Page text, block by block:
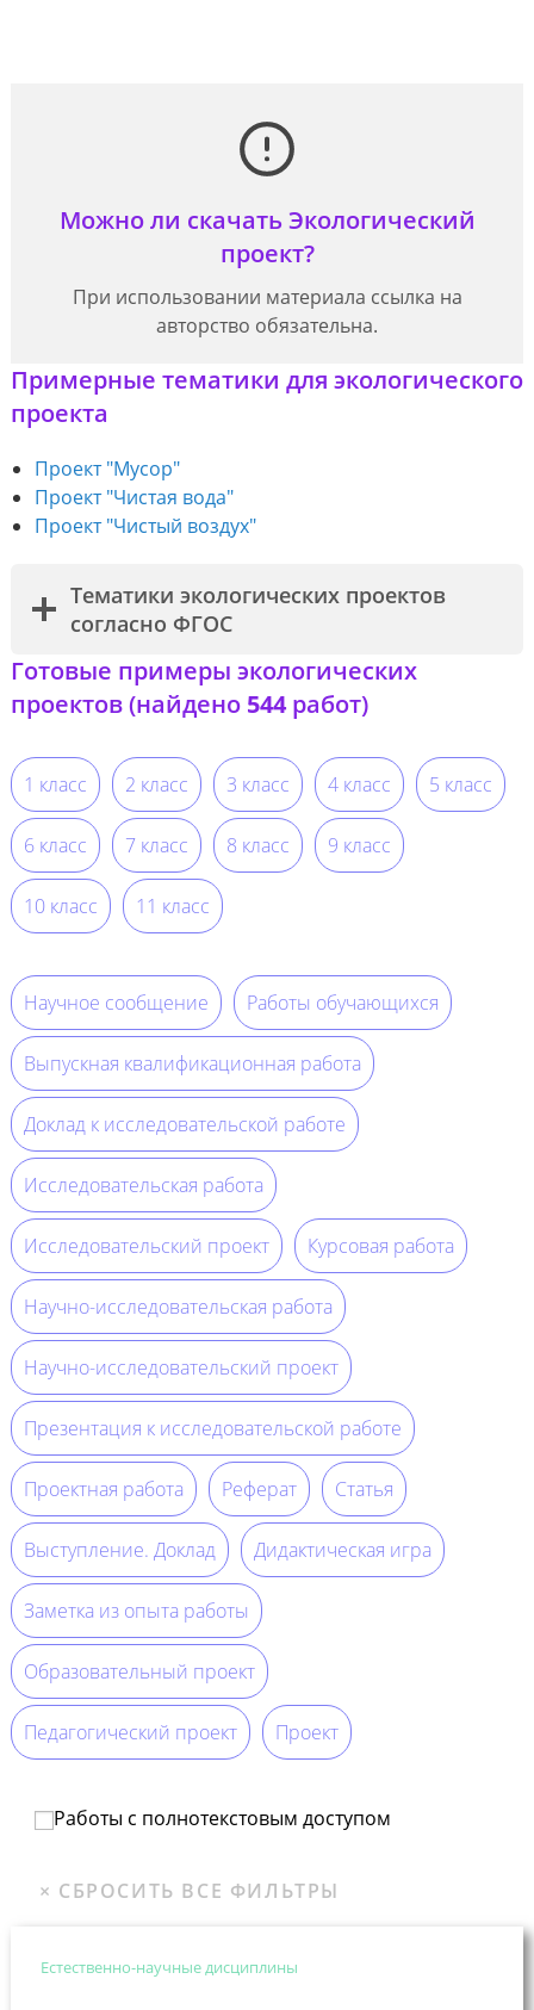
Можно ли скачать Экологический
проект?
При использовании материала ссылка на
авторство обязательна.
Примерные тематики для экологического
проекта
Проект "Мусор"
Проект "Чистая вода"
Проект "Чистый воздух"
Тематики экологических проектов
согласно ФГОС
Готовые примеры экологических
проектов (найдено 544работ)
1 класс 2 класс 3 класс 4 класс 5 класс
6 класс 7 класс 8 класс 9 класс
10 класс 11 класс
Научное сообщение Работы обучающихся
Выпускная квалификационная работа
Доклад к исследовательской работе
Исследовательская работа
Исследовательский проект Курсовая работа
Научно-исследовательская работа
Научно-исследовательский проект
Презентация к исследовательской работе
Проектная работа Реферат Статья
Выступление. Доклад Дидактическая игра
Заметка из опыта работы
Образовательный проект
Педагогический проект Проект
Работы с полнотекстовым доступом
Естественно-научные дисциплины